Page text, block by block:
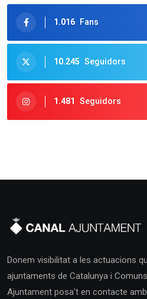
1.016 Fans
10.245 Seguidors
1.481 Seguidors
Donem visibilitat a les actuacions
ajuntaments de Catalunya i
Ajuntament posa't en contacte